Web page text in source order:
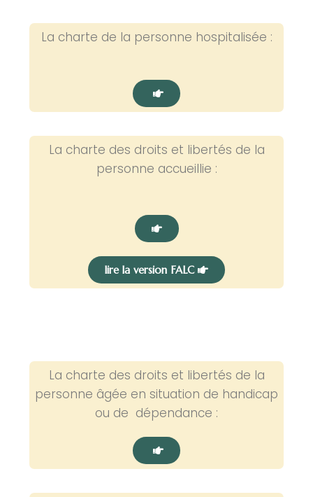
La charte de la personne hospitalisée :
La charte des droits et libertés de la
personne accueillie :
lire la version FALC
La charte des droits et libertés de la
personne âgée en situation de handicap
ou de dépendance :